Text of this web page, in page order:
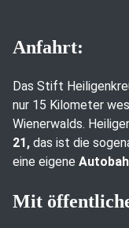
Anfahrt:
Das Stift
nur 15 Kilometer
Wienerwalds.
21, das ist die
eine eigene
Mit